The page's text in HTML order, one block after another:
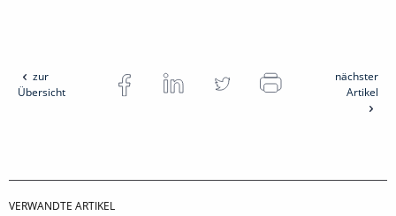
zur
Übersicht
nächster
Artikel
VERWANDTE ARTIKEL